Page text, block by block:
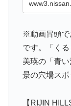
※動画冒頭で
です。「くる
美瑛の「青
景の穴場スポ
【RIJIN